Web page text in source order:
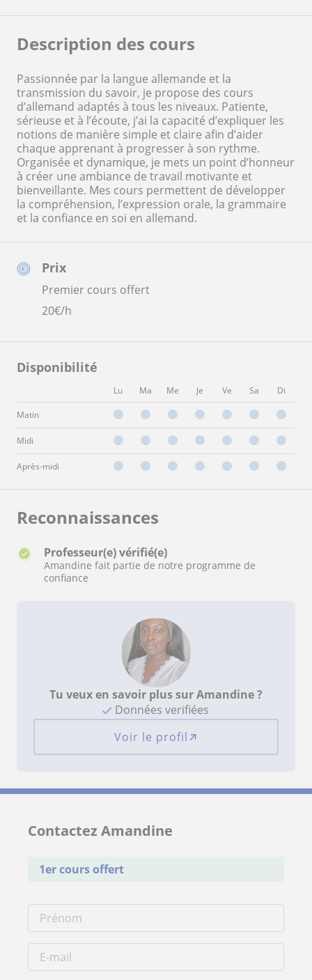
Prix
Premier cours offert
20€/h
Disponibilité
Lu Ma Me Je Ve Sa Di
Matin
Midi
Après-midi
Description des cours
Passionnée par la langue allemande et la
transmission du savoir, je propose des cours
d’allemand adaptés à tous les niveaux. Patiente,
sérieuse et à l’écoute, j’ai la capacité d’expliquer les
notions de manière simple et claire afin d’aider
chaque apprenant à progresser à son rythme.
Organisée et dynamique, je mets un point d’honneur
à créer une ambiance de travail motivante et
bienveillante. Mes cours permettent de développer
la compréhension, l’expression orale, la grammaire
et la confiance en soi en allemand.
Reconnaissances
Professeur(e) vérifié(e)
Amandine fait partie de notre programme de
confiance
Tu veux en savoir plus sur Amandine ?
Données verifiées
Voir le profil
Contactez Amandine
1er cours offert